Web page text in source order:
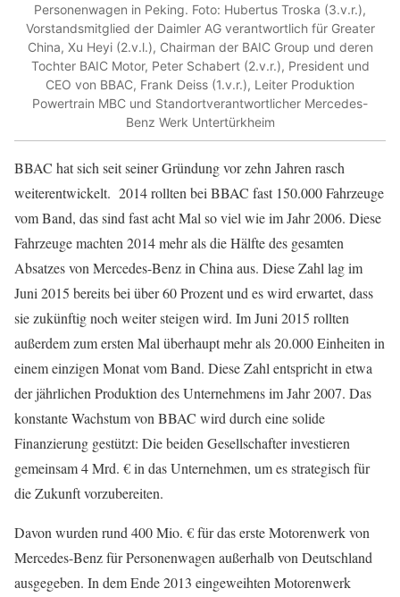
Personenwagen in Peking. Foto: Hubertus Troska (3.v.r.),
Vorstandsmitglied der Daimler AG verantwortlich für Greater
China, Xu Heyi (2.v.l.), Chairman der BAIC Group und deren
Tochter BAIC Motor, Peter Schabert (2.v.r.), President und
CEO von BBAC, Frank Deiss (1.v.r.), Leiter Produktion
Powertrain MBC und Standortverantwortlicher Mercedes-
Benz Werk Untertürkheim
BBAC hat sich seit seiner Gründung vor zehn Jahren rasch
weiterentwickelt. 2014 rollten bei BBAC fast 150.000 Fahrzeuge
vom Band, das sind fast acht Mal so viel wie im Jahr 2006. Diese
Fahrzeuge machten 2014 mehr als die Hälfte des gesamten
Absatzes von Mercedes-Benz in China aus. Diese Zahl lag im
Juni 2015 bereits bei über 60 Prozent und es wird erwartet, dass
sie zukünftig noch weiter steigen wird. Im Juni 2015 rollten
außerdem zum ersten Mal überhaupt mehr als 20.000 Einheiten in
einem einzigen Monat vom Band. Diese Zahl entspricht in etwa
der jährlichen Produktion des Unternehmens im Jahr 2007. Das
konstante Wachstum von BBAC wird durch eine solide
Finanzierung gestützt: Die beiden Gesellschafter investieren
gemeinsam 4 Mrd. € in das Unternehmen, um es strategisch für
die Zukunft vorzubereiten.
Davon wurden rund 400 Mio. € für das erste Motorenwerk von
Mercedes-Benz für Personenwagen außerhalb von Deutschland
ausgegeben. In dem Ende 2013 eingeweihten Motorenwerk